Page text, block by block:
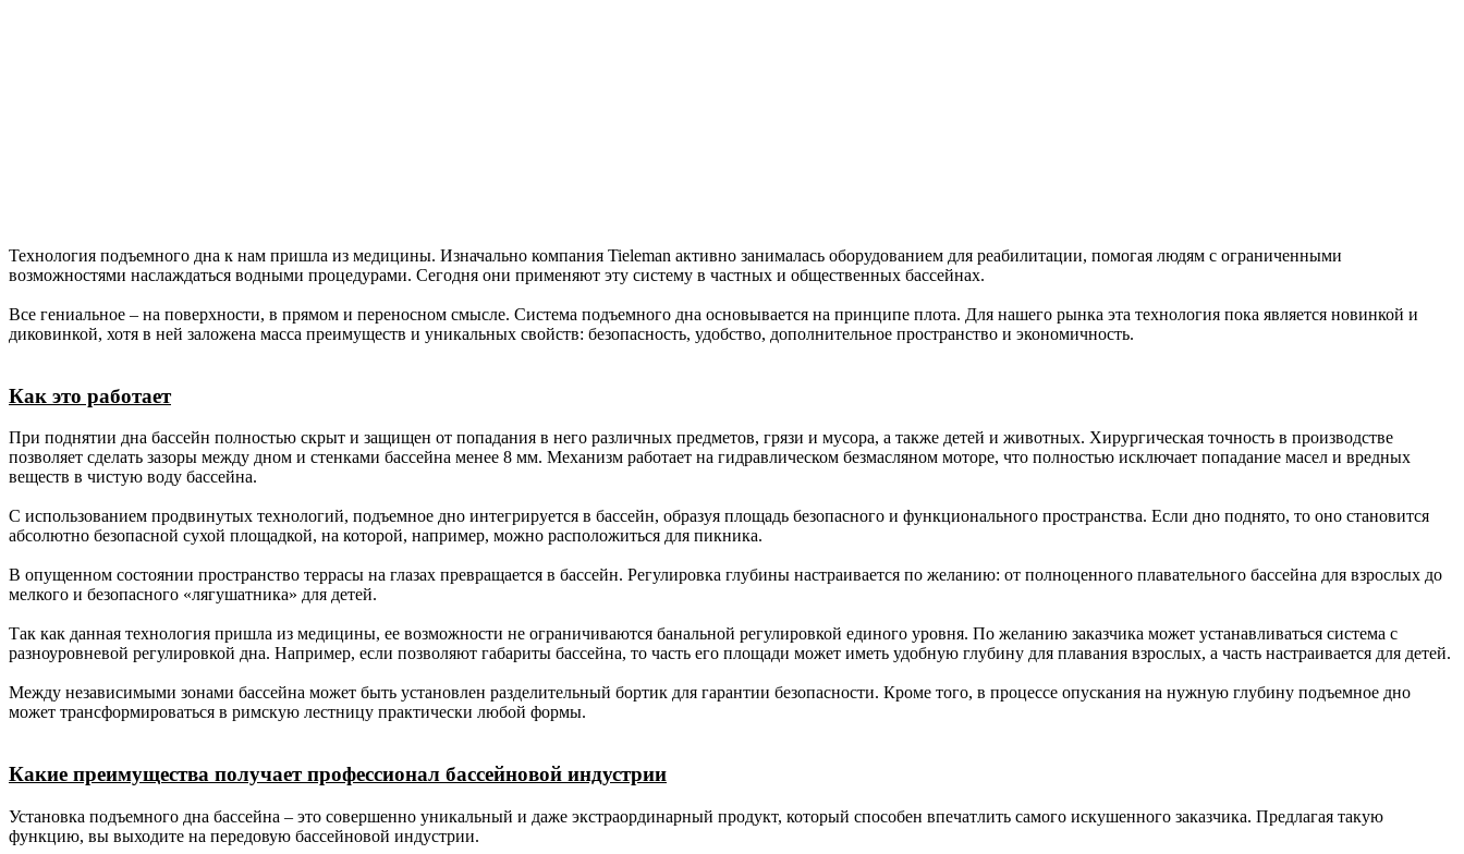
Технология подъемного дна к нам пришла из медицины. Изначально компания Tieleman активно занималась оборудованием для реабилитации, помогая людям с ограниченными
возможностями наслаждаться водными процедурами. Сегодня они применяют эту систему в частных и общественных бассейнах.
Все гениальное – на поверхности, в прямом и переносном смысле. Система подъемного дна основывается на принципе плота. Для нашего рынка эта технология пока является новинкой и
диковинкой, хотя в ней заложена масса преимуществ и уникальных свойств: безопасность, удобство, дополнительное пространство и экономичность.
Как это работает
При поднятии дна бассейн полностью скрыт и защищен от попадания в него различных предметов, грязи и мусора, а также детей и животных. Хирургическая точность в производстве
позволяет сделать зазоры между дном и стенками бассейна менее 8 мм. Механизм работает на гидравлическом безмасляном моторе, что полностью исключает попадание масел и вредных
веществ в чистую воду бассейна.
С использованием продвинутых технологий, подъемное дно интегрируется в бассейн, образуя площадь безопасного и функционального пространства. Если дно поднято, то оно становится
абсолютно безопасной сухой площадкой, на которой, например, можно расположиться для пикника.
В опущенном состоянии пространство террасы на глазах превращается в бассейн. Регулировка глубины настраивается по желанию: от полноценного плавательного бассейна для взрослых до
мелкого и безопасного «лягушатника» для детей.
Так как данная технология пришла из медицины, ее возможности не ограничиваются банальной регулировкой единого уровня. По желанию заказчика может устанавливаться система с
разноуровневой регулировкой дна. Например, если позволяют габариты бассейна, то часть его площади может иметь удобную глубину для плавания взрослых, а часть настраивается для детей.
Между независимыми зонами бассейна может быть установлен разделительный бортик для гарантии безопасности. Кроме того, в процессе опускания на нужную глубину подъемное дно
может трансформироваться в римскую лестницу практически любой формы.
Какие преимущества получает профессионал бассейновой индустрии
Установка подъемного дна бассейна – это совершенно уникальный и даже экстраординарный продукт, который способен впечатлить самого искушенного заказчика. Предлагая такую
функцию, вы выходите на передовую бассейновой индустрии.